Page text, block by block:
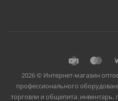
2026 © Интернет-магазин
профессионального
торговли и общепита: инвентарь,